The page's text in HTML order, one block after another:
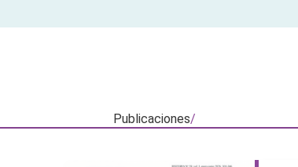
Publicaciones/